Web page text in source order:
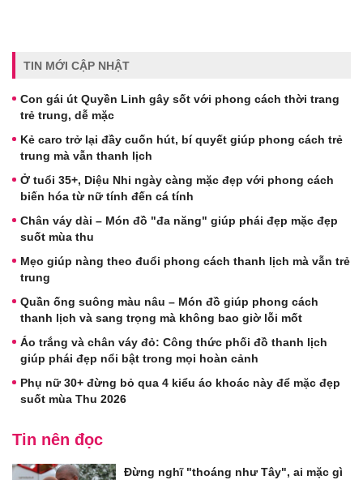
TIN MỚI CẬP NHẬT
Con gái út Quyền Linh gây sốt với phong cách thời trang
trẻ trung, dễ mặc
Kẻ caro trở lại đầy cuốn hút, bí quyết giúp phong cách trẻ
trung mà vẫn thanh lịch
Ở tuổi 35+, Diệu Nhi ngày càng mặc đẹp với phong cách
biến hóa từ nữ tính đến cá tính
Chân váy dài – Món đồ "đa năng" giúp phái đẹp mặc đẹp
suốt mùa thu
Mẹo giúp nàng theo đuổi phong cách thanh lịch mà vẫn trẻ
trung
Quần ống suông màu nâu – Món đồ giúp phong cách
thanh lịch và sang trọng mà không bao giờ lỗi mốt
Áo trắng và chân váy đỏ: Công thức phối đồ thanh lịch
giúp phái đẹp nổi bật trong mọi hoàn cảnh
Phụ nữ 30+ đừng bỏ qua 4 kiểu áo khoác này để mặc đẹp
suốt mùa Thu 2026
Tin nên đọc
Đừng nghĩ "thoáng như Tây", ai mặc gì